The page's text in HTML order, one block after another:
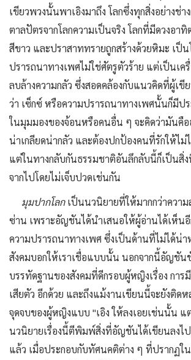
เขียวพวงนั้นพาเอิงมาถึง โลกซึ่งทุกสิ่งอย่างช่
ตาลปัตรจากโลกความเป็นจริง โลกที่มีดวงอาทิ
สีขาว และปราสาททรายถูกสร้างด้วยหิมะ เป็
ปรารถนาทางเพศไม่ใช่ศัตรูตัวร้าย แต่เป็นเค
ลบล้างความกลัว ซึ่งสอดคล้องกับแนวคิดที่ผู้เขี
ว่า เซ็กซ์ หรือความปรารถนาทางเพศนั้นก็มีป
ในมุมมองของจ้อนหรือคนอื่น ๆ จะคิดว่ามันคื
น่าเกลียดน่ากลัว และต้องปกป้องคนที่รักให้ไม่
แต่ในทางกลับกันธรรมชาติอันลึกลับนี้ก็เป็นสิ่ง
จากไปโดยไม่เจ็บปวดเช่นกัน
มุมปากโลกเป็นนวนิยายที่ให้มากกว่าควา
ซ่าน เพราะอัญชันได้นําเสนอให้ผู้อ่านได้เห็น
ความปรารถนาทางเพศ ซึ่งเป็นด้านที่ไม่ได้น่า
สังคมบอกให้เราเชื่อแบบนั้น นอกจากนี้อัญชัน
บรรทัดฐานของสังคมที่ดีกรอบผู้หญิงเรื่อง กา
เสียตัว อีกด้วย และถึงแม้งานเขียนนี้จะยังติด
จุดจบของผู้หญิงแบบ "เอิง ให้ลงเอยเช่นนั้น
นวนิยายเรื่องนี้ตีพิมพ์สิ่งที่อัญชันได้เขียนลงไ
แล้ว เมื่อประกอบกับทัศนคติต่าง ๆ ที่ปรากฏใน